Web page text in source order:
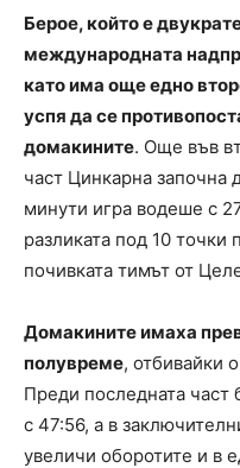
Берое, който е
международната
като има още едно
успя да се
домакините. Още във
част Цинкарна започна
минути игра водеше с
разликата под 10 точки
почивката тимът от
Домакините имаха
полувреме, отбивайки
Преди последната част
с 47:56, а в
увеличи оборотите и в